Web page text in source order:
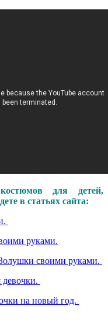
для детей,
в статьях сайта:
руками.
своими руками.
на новый год.